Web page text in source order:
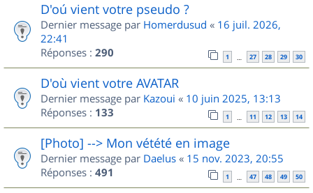
D'oú vient votre pseudo ?
Dernier message par Homerdusud « 16 juil. 2026,
22:41
Réponses : 290 1 … 27 28 29 30
D'où vient votre AVATAR
Dernier message par Kazoui « 10 juin 2025, 13:13
Réponses : 133 1 … 11 12 13 14
[Photo] --> Mon vétété en image
Dernier message par Daelus « 15 nov. 2023, 20:55
Réponses : 491 1 … 47 48 49 50